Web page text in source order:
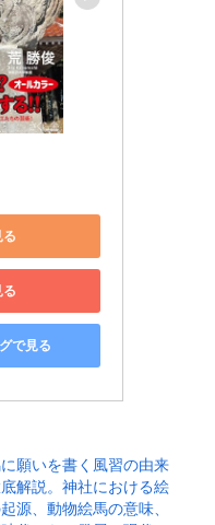
る
で見る
願いを書く風習の由来
解説。神社における絵
源、動物絵馬の意味、